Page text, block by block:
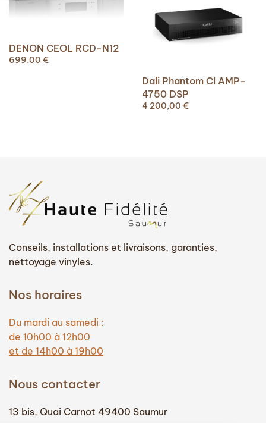
DENON CEOL RCD-N12
699,00 €
Dali Phantom CI AMP-
4750 DSP
4 200,00 €
Conseils, installations et livraisons, garanties,
nettoyage vinyles.
Nos horaires
Du mardi au samedi :
de 10h00 à 12h00
et de 14h00 à 19h00
Nous contacter
13 bis, Quai Carnot 49400 Saumur